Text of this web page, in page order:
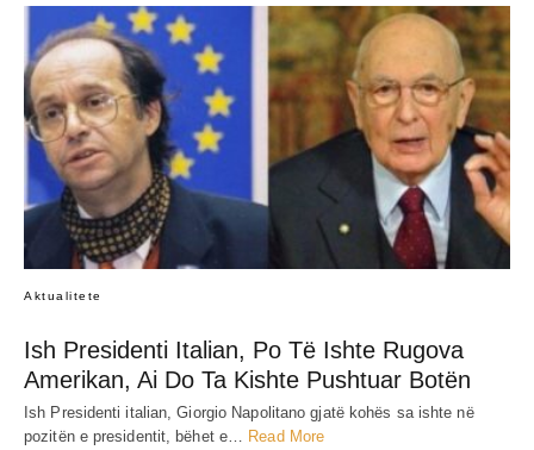
Aktualitete
Ish Presidenti Italian, Po Të Ishte Rugova
Amerikan, Ai Do Ta Kishte Pushtuar Botën
Ish Presidenti italian, Giorgio Napolitano gjatë kohës sa ishte në
pozitën e presidentit, bëhet e… Read More